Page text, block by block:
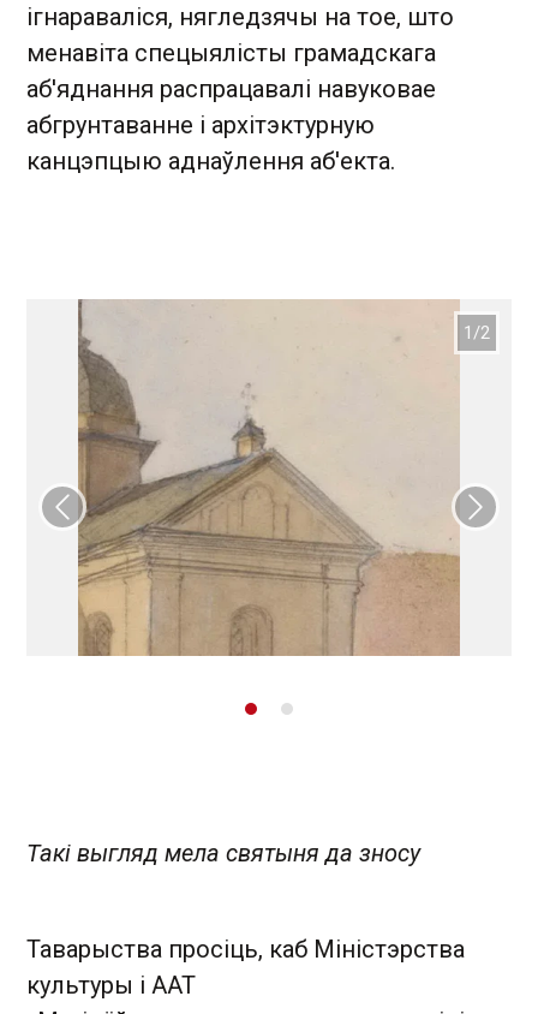
ігнараваліся, нягледзячы на тое, што
менавіта спецыялісты грамадскага
аб'яднання распрацавалі навуковае
абгрунтаванне і архітэктурную
канцэпцыю аднаўлення аб'екта.
Папярэдні слайд
Такі выгляд мела святыня да зносу
Таварыства просіць, каб Міністэрства
культуры і ААТ